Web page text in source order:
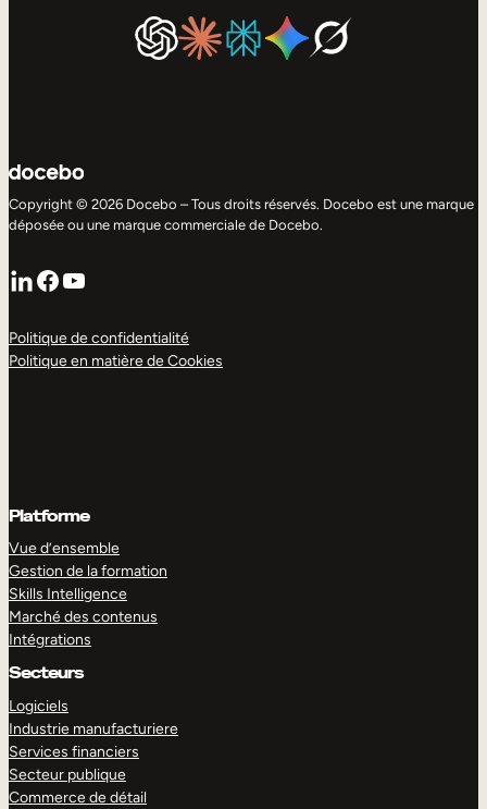
Copyright © 2026 Docebo – Tous droits réservés. Docebo est une marque
déposée ou une marque commerciale de Docebo.
LinkedIn
Facebook
YouTube
Politique de confidentialité
Politique en matière de Cookies
Platforme
Vue d’ensemble
Gestion de la formation
Skills Intelligence
Marché des contenus
Intégrations
Secteurs
Logiciels
Industrie manufacturiere
Services financiers
Secteur publique
Commerce de détail